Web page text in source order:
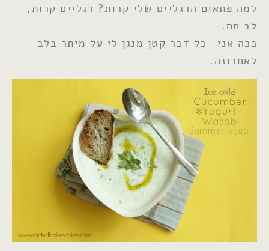
למה פתאום הרגליים שלי קרות? רגליים קרות,
לב חם.
ככה אני- כל דבר קטן מנגן לי על מיתר בלב
לאחרונה.